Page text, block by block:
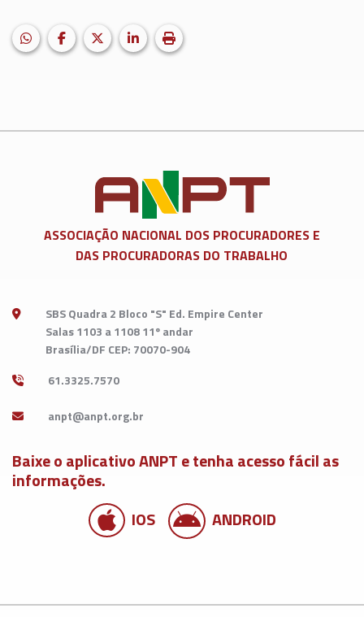
Facebook LinkedIn
X (formerly Twitter)
HELIX_ULTIMATE_SHARE_WHATSAPP
Imprimir matéria
ASSOCIAÇÃO NACIONAL DOS PROCURADORES E
DAS PROCURADORAS DO TRABALHO
SBS Quadra 2 Bloco "S" Ed. Empire Center
Salas 1103 a 1108 11º andar
Brasília/DF CEP: 70070-904
61.3325.7570
Baixe o aplicativo ANPT e tenha acesso fácil as
informações.
IOS
ANDROID